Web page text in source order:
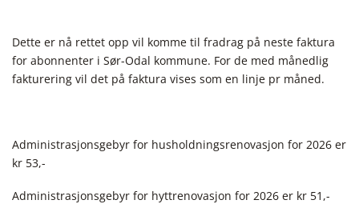
Dette er nå rettet opp vil komme til fradrag på neste faktura
for abonnenter i Sør-Odal kommune. For de med månedlig
fakturering vil det på faktura vises som en linje pr måned.
Administrasjonsgebyr for husholdningsrenovasjon for 2026 er
kr 53,-
Administrasjonsgebyr for hyttrenovasjon for 2026 er kr 51,-